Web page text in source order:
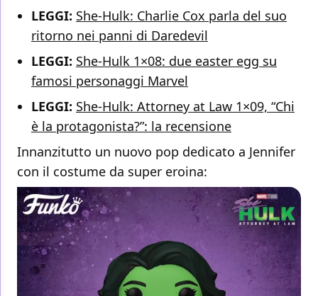
LEGGI: She-Hulk: Charlie Cox parla del suo
ritorno nei panni di Daredevil
LEGGI: She-Hulk 1×08: due easter egg su
famosi personaggi Marvel
LEGGI: She-Hulk: Attorney at Law 1×09, “Chi
è la protagonista?”: la recensione
Innanzitutto un nuovo pop dedicato a Jennifer
con il costume da super eroina: